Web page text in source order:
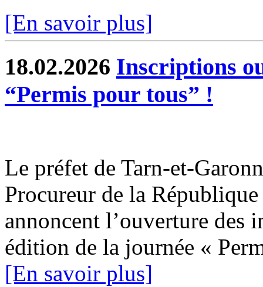
[En savoir plus]
18.02.2026 Inscriptions
“Permis pour tous” !
Le préfet de Tarn-et-
Procureur de la
annoncent l’ouverture des
édition de la journée «
[En savoir plus]